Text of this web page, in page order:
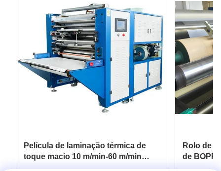
Película de laminação térmica de
toque macio 10 m/min-60 m/min
Para embalagens flexíveis
Rolo de
de BOPP